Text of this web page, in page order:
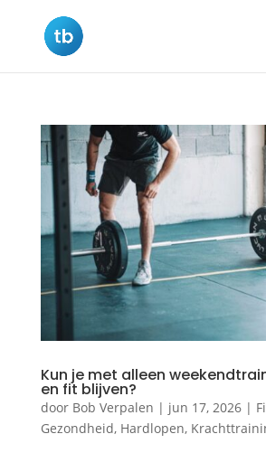
Kun je met alleen
en fit blijven?
door Bob Verpalen | jun 17, 2026|
Gezondheid, Hardlopen,